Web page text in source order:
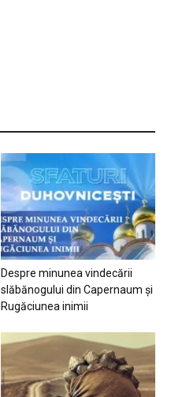
Despre minunea vindecării
slăbănogului din Capernaum și
Rugăciunea inimii